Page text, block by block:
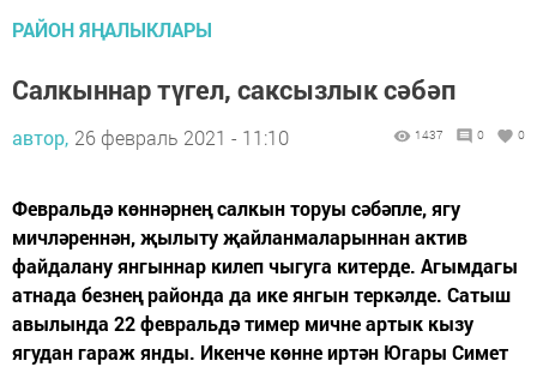
РАЙОН ЯҢАЛЫКЛАРЫ
Салкыннар түгел, саксызлык сәбәп
автор, 26 февраль 2021 - 11:10 1437 0 0
Февральдә көннәрнең салкын торуы сәбәпле, ягу
мичләреннән, җылыту җайланмаларыннан актив
файдалану янгыннар килеп чыгуга китерде. Агымдагы
атнада безнең районда да ике янгын теркәлде. Сатыш
авылында 22 февральдә тимер мичне артык кызу
ягудан гараж янды. Икенче көнне иртән Югары Симет